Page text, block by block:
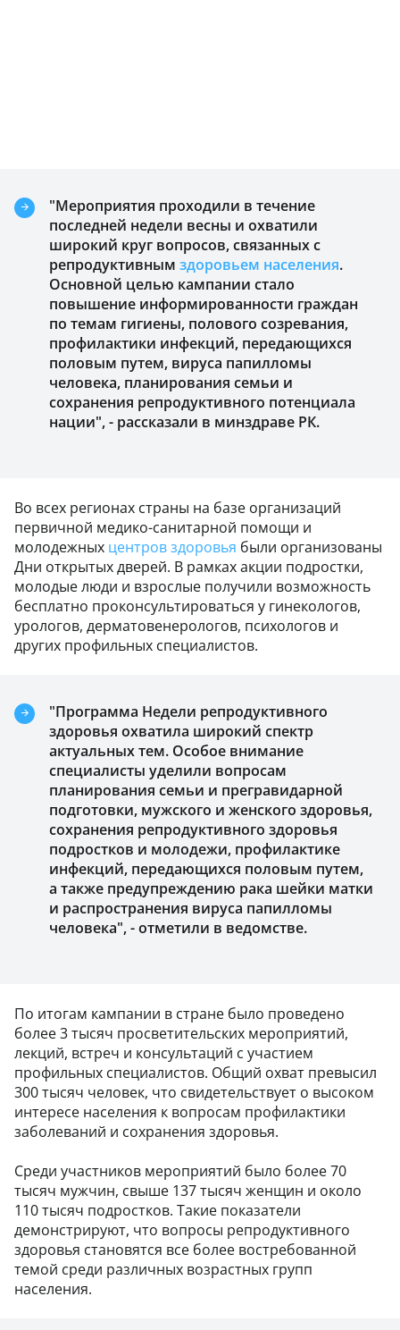
"Мероприятия проходили в течение
последней недели весны и охватили
широкий круг вопросов, связанных с
репродуктивным здоровьем населения.
Основной целью кампании стало
повышение информированности граждан
по темам гигиены, полового созревания,
профилактики инфекций, передающихся
половым путем, вируса папилломы
человека, планирования семьи и
сохранения репродуктивного потенциала
нации", - рассказали в минздраве РК.
Во всех регионах страны на базе организаций
первичной медико-санитарной помощи и
молодежных центров здоровья были организованы
Дни открытых дверей. В рамках акции подростки,
молодые люди и взрослые получили возможность
бесплатно проконсультироваться у гинекологов,
урологов, дерматовенерологов, психологов и
других профильных специалистов.
"Программа Недели репродуктивного
здоровья охватила широкий спектр
актуальных тем. Особое внимание
специалисты уделили вопросам
планирования семьи и прегравидарной
подготовки, мужского и женского здоровья,
сохранения репродуктивного здоровья
подростков и молодежи, профилактике
инфекций, передающихся половым путем,
а также предупреждению рака шейки матки
и распространения вируса папилломы
человека", - отметили в ведомстве.
По итогам кампании в стране было проведено
более 3 тысяч просветительских мероприятий,
лекций, встреч и консультаций с участием
профильных специалистов. Общий охват превысил
300 тысяч человек, что свидетельствует о высоком
интересе населения к вопросам профилактики
заболеваний и сохранения здоровья.
Среди участников мероприятий было более 70
тысяч мужчин, свыше 137 тысяч женщин и около
110 тысяч подростков. Такие показатели
демонстрируют, что вопросы репродуктивного
здоровья становятся все более востребованной
темой среди различных возрастных групп
населения.